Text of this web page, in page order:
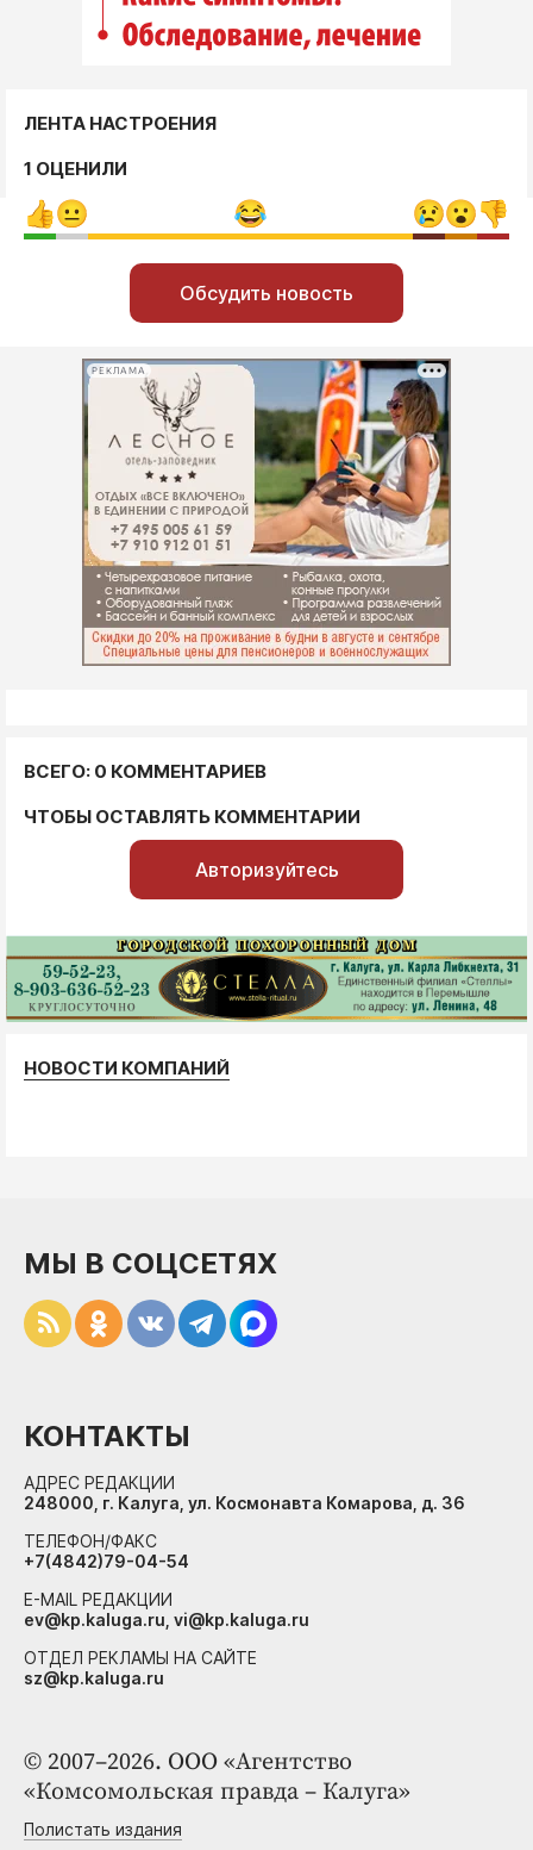
ЛЕНТА НАСТРОЕНИЯ
1 ОЦЕНИЛИ
Обсудить новость
РЕКЛАМА
ВСЕГО: 0 КОММЕНТАРИЕВ
ЧТОБЫ ОСТАВЛЯТЬ КОММЕНТАРИИ
Авторизуйтесь
НОВОСТИ КОМПАНИЙ
© 2007–2026. ООО «Агентство
«Комсомольская правда – Калуга»
Полистать издания
МЫ В СОЦСЕТЯХ
КОНТАКТЫ
АДРЕС РЕДАКЦИИ
248000, г. Калуга, ул. Космонавта Комарова, д. 36
ТЕЛЕФОН/ФАКС
+7(4842)79-04-54
E-MAIL РЕДАКЦИИ
ev@kp.kaluga.ru, vi@kp.kaluga.ru
ОТДЕЛ РЕКЛАМЫ НА САЙТЕ
sz@kp.kaluga.ru